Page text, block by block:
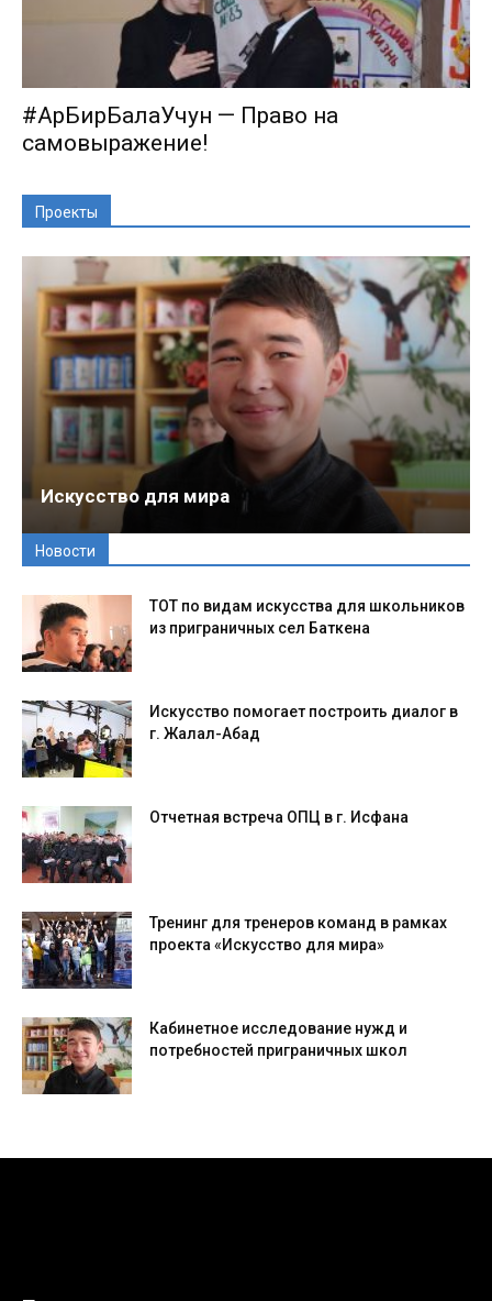
#АрБирБалаУчун — Право на
самовыражение!
Проекты
Искусство для мира
Новости
ТОТ по видам искусства для школьников
из приграничных сел Баткена
Искусство помогает построить диалог в
г. Жалал-Абад
Отчетная встреча ОПЦ в г. Исфана
Тренинг для тренеров команд в рамках
проекта «Искусство для мира»
Кабинетное исследование нужд и
потребностей приграничных школ